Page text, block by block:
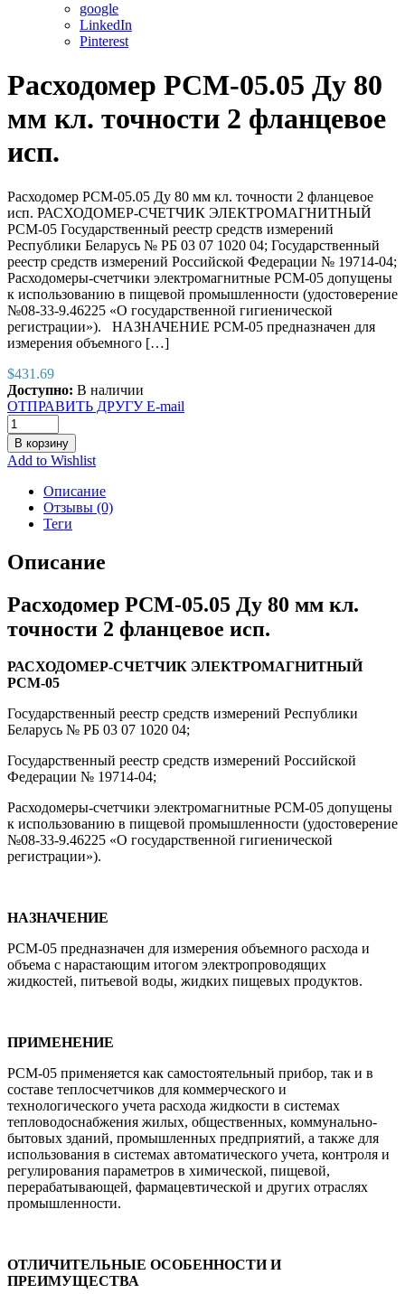
google
LinkedIn
Pinterest
Расходомер РСМ-05.05 Ду 80
мм кл. точности 2 фланцевое
исп.
Расходомер РСМ-05.05 Ду 80 мм кл. точности 2 фланцевое
исп. РАСХОДОМЕР-СЧЕТЧИК ЭЛЕКТРОМАГНИТНЫЙ
РСМ-05 Государственный реестр средств измерений
Республики Беларусь № РБ 03 07 1020 04; Государственный
реестр средств измерений Российской Федерации № 19714-04;
Расходомеры-счетчики электромагнитные РСМ-05 допущены
к использованию в пищевой промышленности (удостоверение
№08-33-9.46225 «О государственной гигиенической
регистрации»). НАЗНАЧЕНИЕ РСМ-05 предназначен для
измерения объемного […]
$431.69
Доступно: В наличии
ОТПРАВИТЬ ДРУГУ E-mail
В корзину
Add to Wishlist
Описание
Отзывы (0)
Теги
Описание
Расходомер РСМ-05.05 Ду 80 мм кл.
точности 2 фланцевое исп.
РАСХОДОМЕР-СЧЕТЧИК ЭЛЕКТРОМАГНИТНЫЙ
РСМ-05
Государственный реестр средств измерений Республики
Беларусь № РБ 03 07 1020 04;
Государственный реестр средств измерений Российской
Федерации № 19714-04;
Расходомеры-счетчики электромагнитные РСМ-05 допущены
к использованию в пищевой промышленности (удостоверение
№08-33-9.46225 «О государственной гигиенической
регистрации»).
НАЗНАЧЕНИЕ
РСМ-05 предназначен для измерения объемного расхода и
объема с нарастающим итогом электропроводящих
жидкостей, питьевой воды, жидких пищевых продуктов.
ПРИМЕНЕНИЕ
РСМ-05 применяется как самостоятельный прибор, так и в
составе теплосчетчиков для коммерческого и
технологического учета расхода жидкости в системах
тепловодоснабжения жилых, общественных, коммунально-
бытовых зданий, промышленных предприятий, а также для
использования в системах автоматического учета, контроля и
регулирования параметров в химической, пищевой,
перерабатывающей, фармацевтической и других отраслях
промышленности.
ОТЛИЧИТЕЛЬНЫЕ ОСОБЕННОСТИ И
ПРЕИМУЩЕСТВА